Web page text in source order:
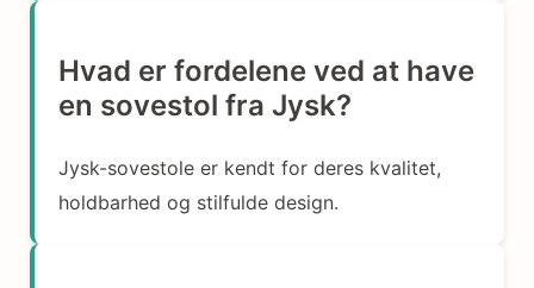
Hvad er fordelene ved at have
en sovestol fra Jysk?
Jysk-sovestole er kendt for deres kvalitet,
holdbarhed og stilfulde design.